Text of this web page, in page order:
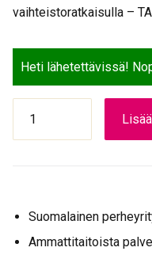
vaihteistoratkaisulla –
Heti lähetettävissä!
SHIMANO
21H
Suomalainen
Ammattitaitoista